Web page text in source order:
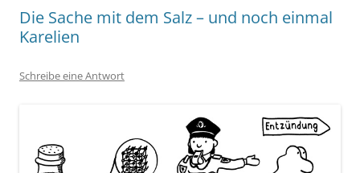
Die Sache mit dem Salz – und noch einmal
Karelien
Schreibe eine Antwort